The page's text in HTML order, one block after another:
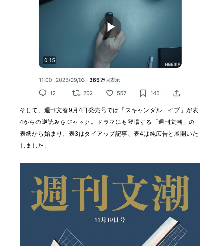
そして、週刊文春9月4日発売号では「スキャンダル・イブ」が表
4からの逆読みをジャック。ドラマにも登場する「週刊文潮」の
表紙から始まり、表3はタイアップ記事、表4は純広告と展開いた
しました。